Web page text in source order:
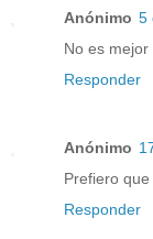
Anónimo 5
No es
Responder
Anónimo
Prefiero
Responder